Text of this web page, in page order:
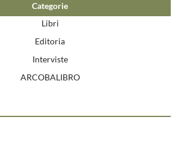
Categorie
Libri
Editoria
Interviste
ARCOBALIBRO